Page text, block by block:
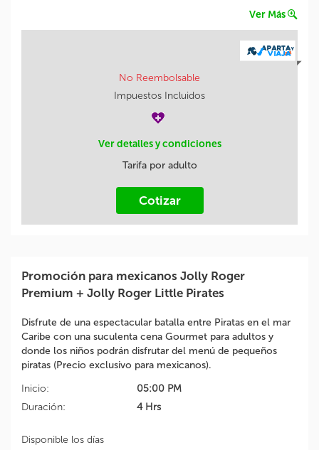
Ver Más
No Reembolsable
Impuestos Incluidos
Ver detalles y condiciones
Tarifa por adulto
Cotizar
Promoción para mexicanos Jolly Roger
Premium + Jolly Roger Little Pirates
Disfrute de una espectacular batalla entre Piratas en el mar
Caribe con una suculenta cena Gourmet para adultos y
donde los niños podrán disfrutar del menú de pequeños
piratas (Precio exclusivo para mexicanos).
Inicio:
Duración:
05:00 PM
4 Hrs
Disponible los días